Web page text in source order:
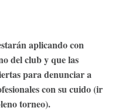
aplicando con
del club y que las
para denunciar a
con su cuido (ir
torneo).